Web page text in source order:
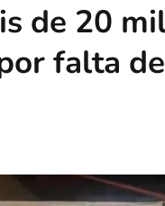
de 20
falta